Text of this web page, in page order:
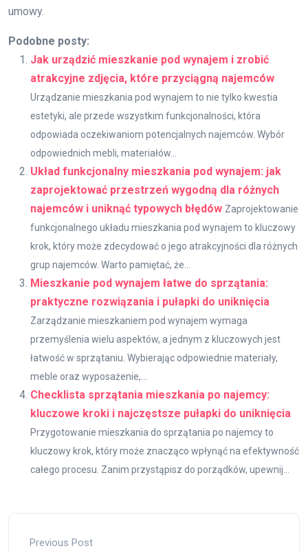
umowy.
Podobne posty:
Jak urządzić mieszkanie pod wynajem i zrobić
atrakcyjne zdjęcia, które przyciągną najemców
Urządzanie mieszkania pod wynajem to nie tylko kwestia
estetyki, ale przede wszystkim funkcjonalności, która
odpowiada oczekiwaniom potencjalnych najemców. Wybór
odpowiednich mebli, materiałów...
Układ funkcjonalny mieszkania pod wynajem: jak
zaprojektować przestrzeń wygodną dla różnych
najemców i uniknąć typowych błędów Zaprojektowanie
funkcjonalnego układu mieszkania pod wynajem to kluczowy
krok, który może zdecydować o jego atrakcyjności dla różnych
grup najemców. Warto pamiętać, że...
Mieszkanie pod wynajem łatwe do sprzątania:
praktyczne rozwiązania i pułapki do uniknięcia
Zarządzanie mieszkaniem pod wynajem wymaga
przemyślenia wielu aspektów, a jednym z kluczowych jest
łatwość w sprzątaniu. Wybierając odpowiednie materiały,
meble oraz wyposażenie,...
Checklista sprzątania mieszkania po najemcy:
kluczowe kroki i najczęstsze pułapki do uniknięcia
Przygotowanie mieszkania do sprzątania po najemcy to
kluczowy krok, który może znacząco wpłynąć na efektywność
całego procesu. Zanim przystąpisz do porządków, upewnij...
Previous Post